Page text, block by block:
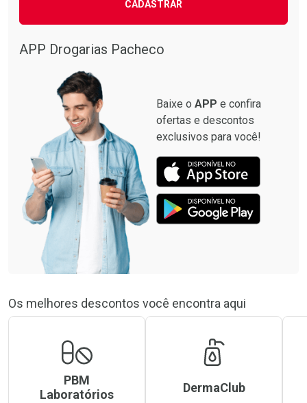
CADASTRAR
APP Drogarias Pacheco
Baixe o APP e confira
ofertas e descontos
exclusivos para você!
Os melhores descontos você encontra aqui
PBM
Laboratórios
DermaClub